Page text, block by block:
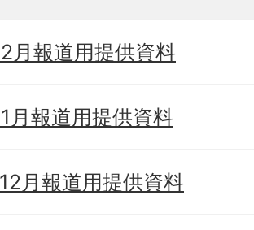
月報道用提供資料
月報道用提供資料
月報道用提供資料